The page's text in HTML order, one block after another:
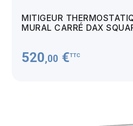
MITIGEUR
MURAL CARRÉ DAX
520,00 €TTC